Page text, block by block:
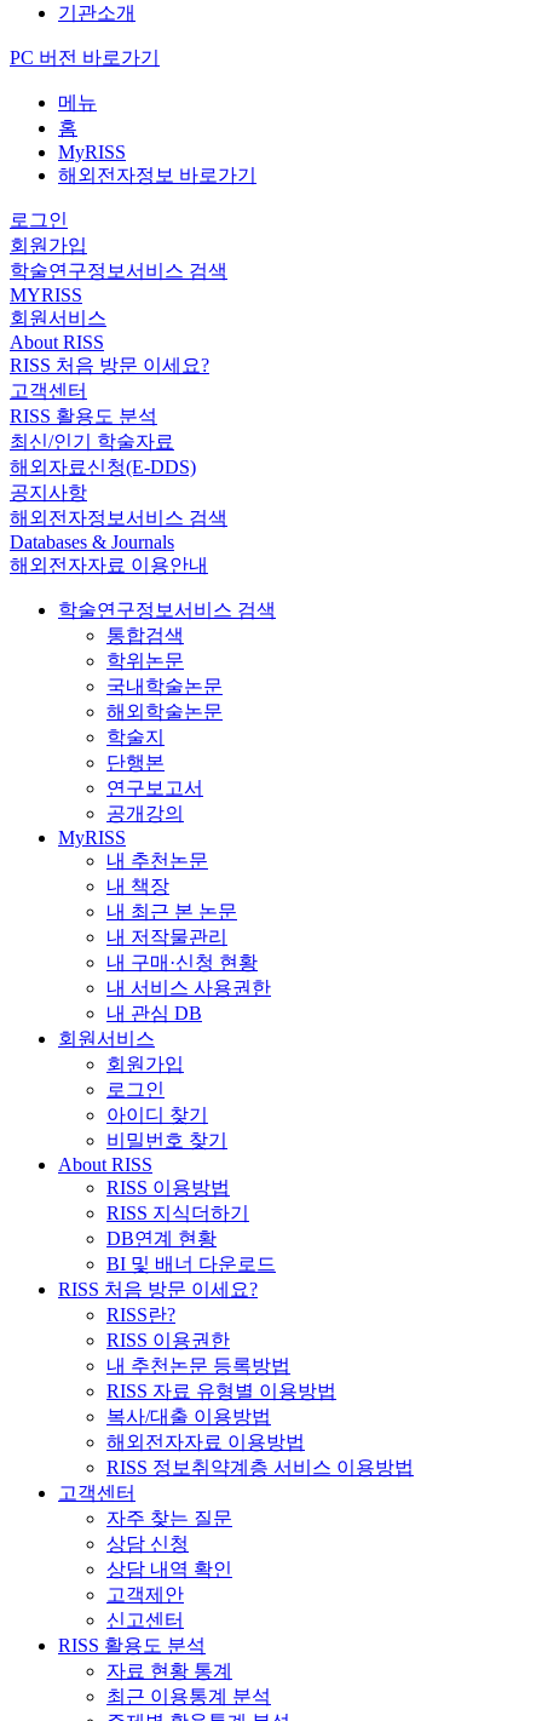
기관소개
PC 버전 바로가기
메뉴
홈
MyRISS
해외전자정보 바로가기
로그인
회원가입
학술연구정보서비스 검색
MYRISS
회원서비스
About RISS
RISS 처음 방문 이세요?
고객센터
RISS 활용도 분석
최신/인기 학술자료
해외자료신청(E-DDS)
공지사항
해외전자정보서비스 검색
Databases & Journals
해외전자자료 이용안내
학술연구정보서비스 검색
통합검색
학위논문
국내학술논문
해외학술논문
학술지
단행본
연구보고서
공개강의
MyRISS
내 추천논문
내 책장
내 최근 본 논문
내 저작물관리
내 구매·신청 현황
내 서비스 사용권한
내 관심 DB
회원서비스
회원가입
로그인
아이디 찾기
비밀번호 찾기
About RISS
RISS 이용방법
RISS 지식더하기
DB연계 현황
BI 및 배너 다운로드
RISS 처음 방문 이세요?
RISS란?
RISS 이용권한
내 추천논문 등록방법
RISS 자료 유형별 이용방법
복사/대출 이용방법
해외전자자료 이용방법
RISS 정보취약계층 서비스 이용방법
고객센터
자주 찾는 질문
상담 신청
상담 내역 확인
고객제안
신고센터
RISS 활용도 분석
자료 현황 통계
최근 이용통계 분석